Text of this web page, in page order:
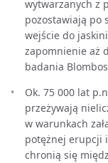
wytwarzanych z
pozostawiają po
wejście do
zapomnienie aż
badania
Ok. 75 000 lat
przeżywają
w warunkach
potężnej erupcji
chronią się